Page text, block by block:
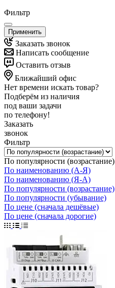
Фильтр
Применить
Заказать звонок
Написать сообщение
Оставить отзыв
Ближайший офис
Нет времени искать товар?
Подберём из наличия
под ваши задачи
по телефону!
Заказать
звонок
Фильтр
По популярности (возрастание)
По наименованию (А-Я)
По наименованию (Я-А)
По популярности (возрастание)
По популярности (убывание)
По цене (сначала дешёвые)
По цене (сначала дорогие)